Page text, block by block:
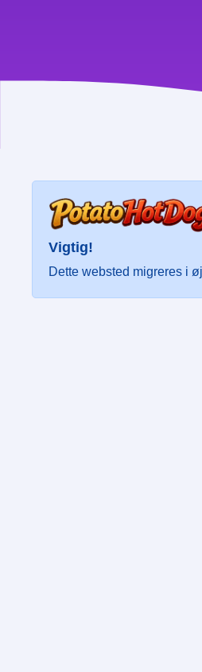
Vigtig!
Dette websted migreres i